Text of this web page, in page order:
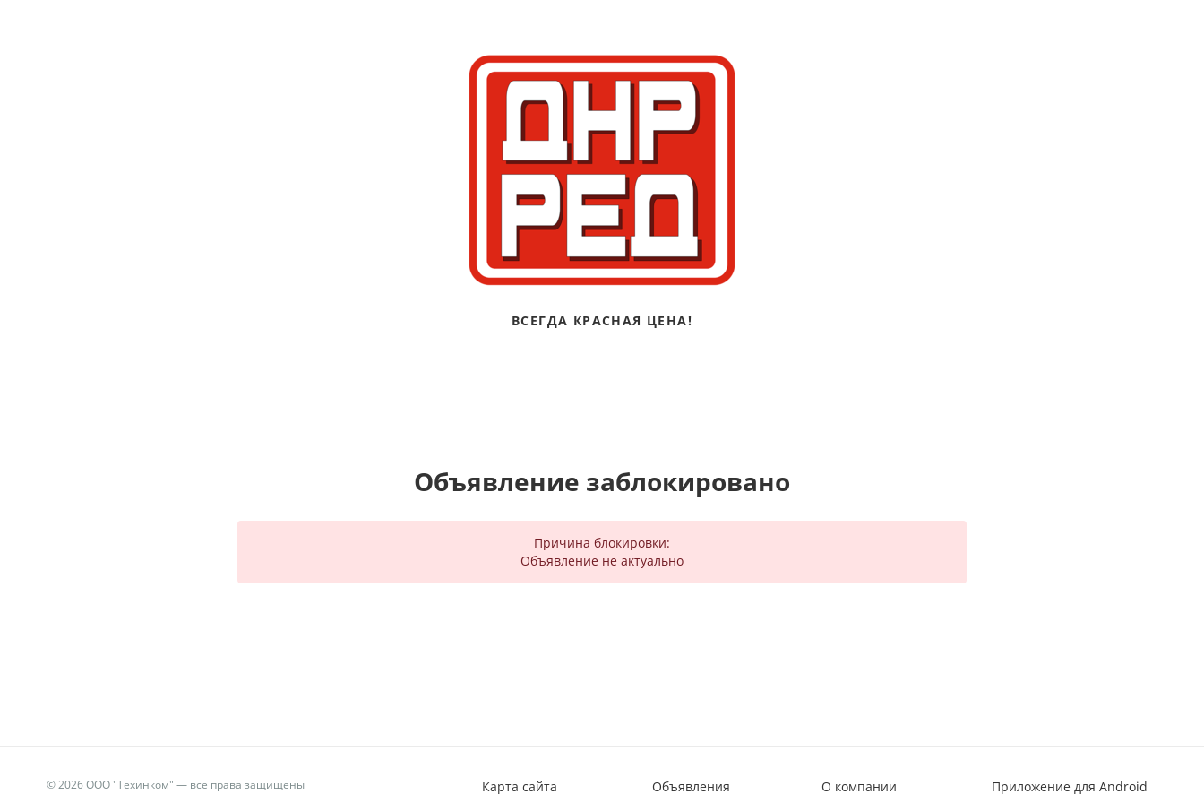
ВСЕГДА КРАСНАЯ ЦЕНА!
Объявление заблокировано
Причина блокировки:
Объявление не актуально
© 2026 ООО "Техинком" — все права защищены Карта сайта Объявления О компании Приложение для Android